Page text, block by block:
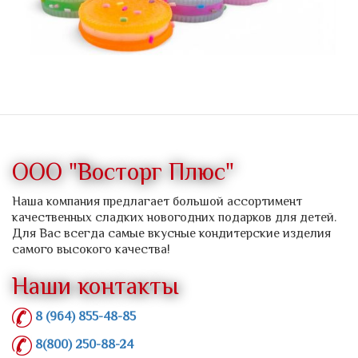
ООО "Восторг Плюс"
Наша компания предлагает большой ассортимент
качественных сладких новогодних подарков для детей.
Для Вас всегда самые вкусные кондитерские изделия
самого высокого качества!
Наши контакты
8 (964) 855-48-85
8(800) 250-88-24